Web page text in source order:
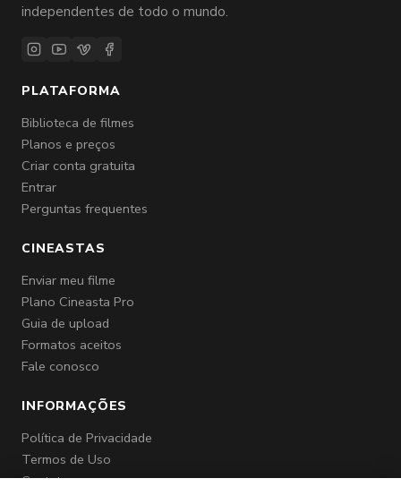
independentes de todo o mundo.
PLATAFORMA
Biblioteca de filmes
Planos e preços
Criar conta gratuita
Entrar
Perguntas frequentes
CINEASTAS
Enviar meu filme
Plano Cineasta Pro
Guia de upload
Formatos aceitos
Fale conosco
INFORMAÇÕES
Política de Privacidade
Termos de Uso
Contato